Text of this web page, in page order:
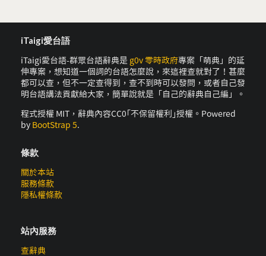
iTaigi愛台語
iTaigi愛台語-群眾台語辭典是 g0v 零時政府專案「萌典」的延
伸專案，想知道一個詞的台語怎麼說，來這裡查就對了！甚麼
都可以查，但不一定查得到，查不到時可以發問，或者自己發
明台語講法貢獻給大家，簡單說就是「自己的辭典自己編」。
程式授權 MIT，辭典內容CC0｢不保留權利｣授權。Powered
by BootStrap 5.
條款
關於本站
服務條款
隱私權條款
站內服務
查辭典